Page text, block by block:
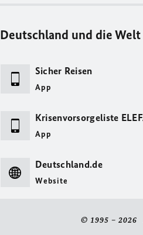
Deutschland und die Welt
Sicher Reisen
App
Krisenvorsorgeliste
App
Deutschland.de
Website
© 1995 –